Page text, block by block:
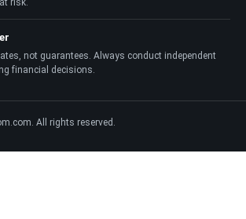
risk.
not guarantees. Always conduct independent
financial decisions.
All rights reserved.